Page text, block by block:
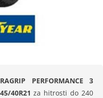
PERFORMANCE 3
40R21 za hitrosti do 240